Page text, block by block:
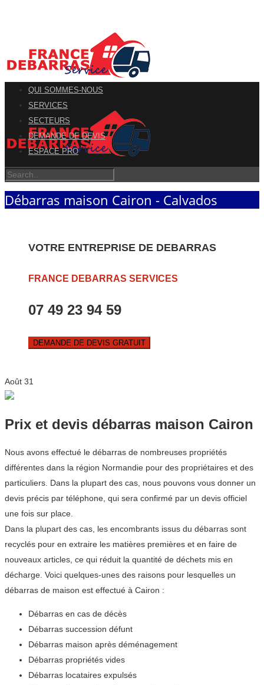
QUI SOMMES-NOUS
SERVICES
SECTEURS
DEMANDE DE DEVIS
ESPACE PRO
Débarras maison Cairon - Calvados
VOTRE ENTREPRISE DE DEBARRAS
FRANCE DEBARRAS SERVICES
07 49 23 94 59
DEMANDE DE DEVIS GRATUIT
Août 31
Prix et devis débarras maison Cairon
Nous avons effectué le débarras de nombreuses propriétés
différentes dans la région Normandie pour des propriétaires et des
particuliers. Dans la plupart des cas, nous pouvons vous donner un
devis précis par téléphone, qui sera confirmé par un devis officiel
une fois sur place.
Dans la plupart des cas, les encombrants issus du débarras sont
recyclés pour en extraire les matières premières et en faire de
nouveaux articles, ce qui réduit la quantité de déchets mis en
décharge. Voici quelques-unes des raisons pour lesquelles un
débarras de maison est effectué à Cairon :
Débarras en cas de décès
Débarras succession défunt
Débarras maison après déménagement
Débarras propriétés vides
Débarras locataires expulsés